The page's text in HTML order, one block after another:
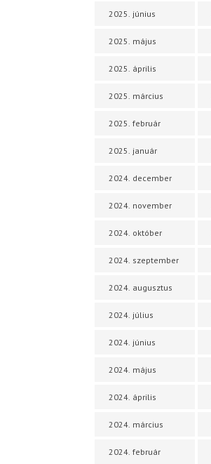
2025. június
2025. május
2025. április
2025. március
2025. február
2025. január
2024. december
2024. november
2024. október
2024. szeptember
2024. augusztus
2024. július
2024. június
2024. május
2024. április
2024. március
2024. február